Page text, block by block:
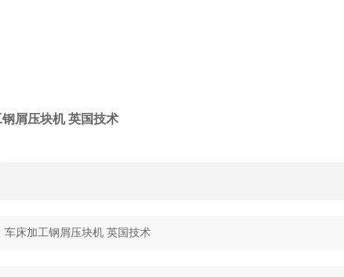
屑压块机 英国技术